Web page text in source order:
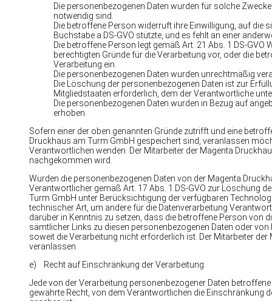
Die personenbezogenen Daten wurden für solche
notwendig sind.
Die betroffene Person widerruft ihre Einwilligung, auf die
Buchstabe a DS-GVO stützte, und es fehlt an einer
Die betroffene Person legt gemäß Art. 21 Abs. 1 DS-
berechtigten Gründe für die Verarbeitung vor, oder die
Verarbeitung ein.
Die personenbezogenen Daten wurden unrechtmäßig
Die Löschung der personenbezogenen Daten ist zur
Mitgliedstaaten erforderlich, dem der Verantwortliche
Die personenbezogenen Daten wurden in Bezug auf
erhoben.
Sofern einer der oben genannten Gründe zutrifft und eine
Druckhaus am Turm GmbH gespeichert sind, veranlassen
Verantwortlichen wenden. Der Mitarbeiter der Magenta
nachgekommen wird.
Wurden die personenbezogenen Daten von der Magenta
Verantwortlicher gemäß Art. 17 Abs. 1 DS-GVO zur Löschung
Turm GmbH unter Berücksichtigung der verfügbaren
technischer Art, um andere für die Datenverarbeitung
darüber in Kenntnis zu setzen, dass die betroffene Person von
sämtlicher Links zu diesen personenbezogenen Daten oder
soweit die Verarbeitung nicht erforderlich ist. Der Mitarbeiter
veranlassen.
e) Recht auf Einschränkung der Verarbeitung
Jede von der Verarbeitung personenbezogener Daten
gewährte Recht, von dem Verantwortlichen die Einschränkung